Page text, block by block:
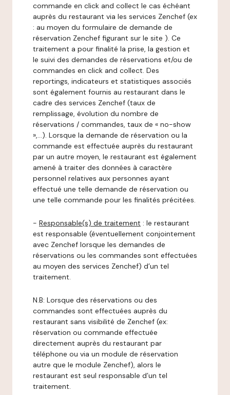
commande en click and collect le cas échéant
auprès du restaurant via les services Zenchef (ex
: au moyen du formulaire de demande de
réservation Zenchef figurant sur le site ). Ce
traitement a pour finalité la prise, la gestion et
le suivi des demandes de réservations et/ou de
commandes en click and collect. Des
reportings, indicateurs et statistiques associés
sont également fournis au restaurant dans le
cadre des services Zenchef (taux de
remplissage, évolution du nombre de
réservations / commandes, taux de « no-show
»,…). Lorsque la demande de réservation ou la
commande est effectuée auprès du restaurant
par un autre moyen, le restaurant est également
amené à traiter des données à caractère
personnel relatives aux personnes ayant
effectué une telle demande de réservation ou
une telle commande pour les finalités précitées.
- Responsable(s) de traitement : le restaurant
est responsable (éventuellement conjointement
avec Zenchef lorsque les demandes de
réservations ou les commandes sont effectuées
au moyen des services Zenchef) d’un tel
traitement.
N.B: Lorsque des réservations ou des
commandes sont effectuées auprès du
restaurant sans visibilité de Zenchef (ex:
réservation ou commande effectuée
directement auprès du restaurant par
téléphone ou via un module de réservation
autre que le module Zenchef), alors le
restaurant est seul responsable d’un tel
traitement.